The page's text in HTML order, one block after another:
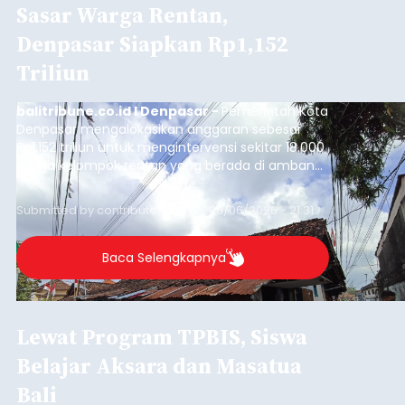
Sasar Warga Rentan,
Denpasar Siapkan Rp1,152
Triliun
balitribune.co.id I Denpasar - Pemerintah Kota
Denpasar mengalokasikan anggaran sebesar
Rp1,152 triliun untuk mengintervensi sekitar 18.000
warga kelompok rentan yang berada di ambang
garis kemiskinan. Langkah strategis ini diambil
guna menjaga masyarakat yang berada pada
kelompok desil 5 dan 6 tersebut agar tidak
merosot ke kategori miskin.
Submitted by contributor Thu, 08/06/2026 - 21:31
Baca Selengkapnya
Lewat Program TPBIS, Siswa
Belajar Aksara dan Masatua
Bali